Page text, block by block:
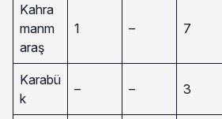
Kahra
manm
araş
1 – 7
Karabü
k
– – 3